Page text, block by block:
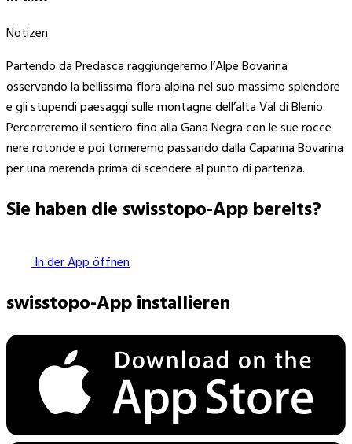
Notizen
Partendo da Predasca raggiungeremo l’Alpe Bovarina
osservando la bellissima flora alpina nel suo massimo splendore
e gli stupendi paesaggi sulle montagne dell’alta Val di Blenio.
Percorreremo il sentiero fino alla Gana Negra con le sue rocce
nere rotonde e poi torneremo passando dalla Capanna Bovarina
per una merenda prima di scendere al punto di partenza.
Sie haben die swisstopo-App bereits?
In der App öffnen
swisstopo-App installieren